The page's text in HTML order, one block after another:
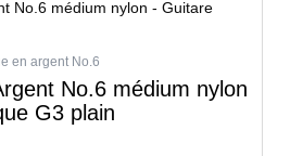
en argent No.6
No.6 médium nylon
G3 plain